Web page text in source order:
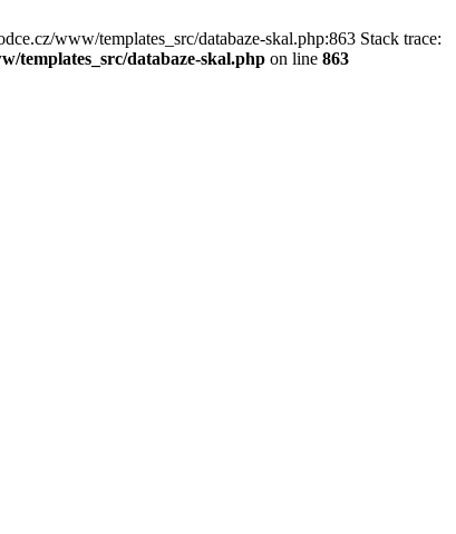
www/templates_src/databaze-skal.php:863 Stack trace:
templates_src/databaze-skal.php on line 863